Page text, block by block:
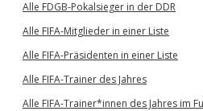
Alle FDGB-Pokalsieger in der DDR
Alle FIFA-Mitglieder in einer Liste
Alle FIFA-Präsidenten in einer Liste
Alle FIFA-Trainer des Jahres
Alle FIFA-Trainer*innen des Jahres im